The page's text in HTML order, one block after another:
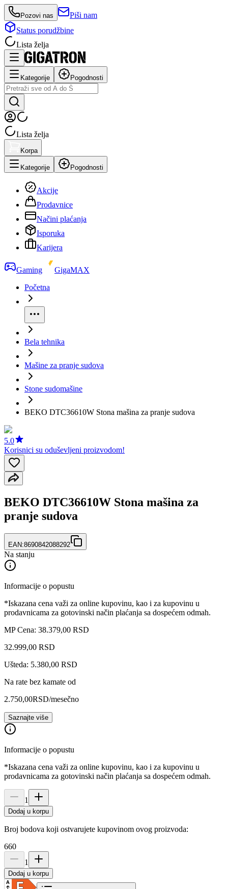
Pozovi nas
Piši nam
Status porudžbine
Lista želja
Kategorije Pogodnosti
Lista želja
Korpa
Kategorije Pogodnosti
Akcije
Prodavnice
Načini plaćanja
Isporuka
Karijera
Gaming
GigaMAX
Početna
Bela tehnika
Mašine za pranje sudova
Stone sudomašine
BEKO DTC36610W Stona mašina za pranje sudova
5.0
Korisnici su oduševljeni proizvodom!
BEKO DTC36610W Stona mašina za
pranje sudova
EAN:8690842088292
Na stanju
Informacije o popustu
*Iskazana cena važi za online kupovinu, kao i za kupovinu u
prodavnicama za gotovinski način plaćanja sa dospećem odmah.
MP Cena: 38.379,00 RSD
32.999,00 RSD
Ušteda: 5.380,00 RSD
Na rate bez kamate od
2.750,00RSD/mesečno
Saznajte više
Informacije o popustu
*Iskazana cena važi za online kupovinu, kao i za kupovinu u
prodavnicama za gotovinski način plaćanja sa dospećem odmah.
1
Dodaj u korpu
Broj bodova koji ostvarujete kupovinom ovog proizvoda:
660
1
Dodaj u korpu